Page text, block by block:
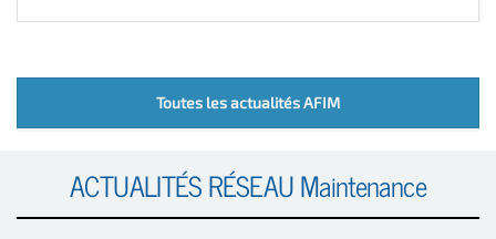
Toutes les actualités AFIM
ACTUALITÉS RÉSEAU Maintenance